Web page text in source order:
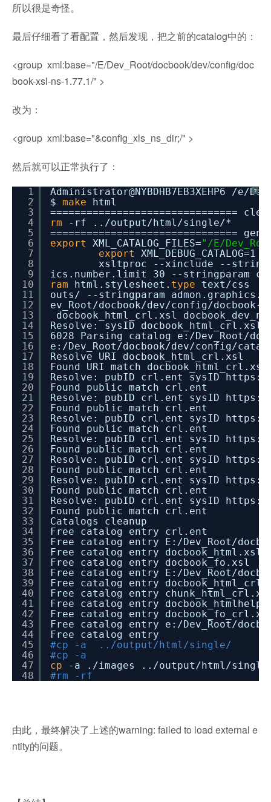
所以很是奇怪。
最后仔细看了看配置，然后发现，把之前的catalog中的：
<group xml:base="/E/Dev_Root/docbook/dev/config/doc
book-xsl-ns-1.77.1/" >
改为：
<group xml:base="&config_xls_ns_dir;/" >
然后就可以正常执行了：
?
1
2
3
4
5
6
7
8
9
10
11
12
13
14
15
16
17
18
19
20
21
22
23
24
25
26
27
28
29
30
31
32
33
34
35
36
37
38
39
40
41
42
43
44
45
46
47
48
Administrator@NYBDHB7EB3XEHP6 /e/
$ make
html
===============================
rm
-rf .. /output/html/single/*
===============================
export
XML_CATALOG_FILES="/E/
export
XML_DEBUG_CATALOG=1
xsltproc --xinclude --
ics.number.limit 30 --stringparam
ram
html.stylesheet. type text/css
outs/ --stringparam
ev_Root/docbook/dev/config/docbook-
docbook_html_crl.xsl
Resolve: sysID docbook_html_crl.xsl
6028 Parsing catalog e: /Dev_Root/
e: /Dev_Root/docbook/dev/config/
Resolve URI docbook_html_crl.xsl
Found URI match docbook_html_crl.xsl
Resolve: pubID crl.ent sysID https:
Found public match crl.ent
Resolve: pubID crl.ent sysID https:
Found public match crl.ent
Resolve: pubID crl.ent sysID https:
Found public match crl.ent
Resolve: pubID crl.ent sysID https:
Found public match crl.ent
Resolve: pubID crl.ent sysID https:
Found public match crl.ent
Resolve: pubID crl.ent sysID https:
Found public match crl.ent
Resolve: pubID crl.ent sysID https:
Found public match crl.ent
Catalogs cleanup
Free catalog entry crl.ent
Free catalog entry E: /Dev_Root/
Free catalog entry docbook_html.xsl
Free catalog entry docbook_fo.xsl
Free catalog entry E: /Dev_Root/
Free catalog entry
Free catalog entry
Free catalog entry
Free catalog entry
Free catalog entry e: /Dev_Root/
Free catalog entry
#cp -a ../output/html/single/
#cp -a
cp
-a . /images .. /output/html/
#rm -rf
由此，最终解决了上述的warning: failed to load external e
ntity的问题。